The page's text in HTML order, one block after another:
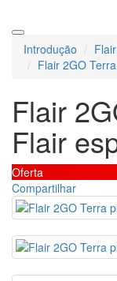
Introdução
Flair 2GO
Flair
Flair
Oferta
Compartilhar